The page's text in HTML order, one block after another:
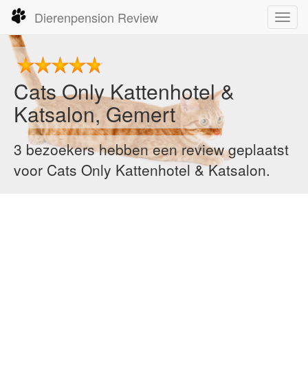
Dierenpension Review
Cats Only Kattenhotel &
Katsalon, Gemert
3 bezoekers hebben een review geplaatst
voor Cats Only Kattenhotel & Katsalon.